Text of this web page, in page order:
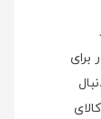
برای